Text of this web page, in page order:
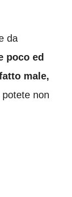
da
poco ed
male,
non